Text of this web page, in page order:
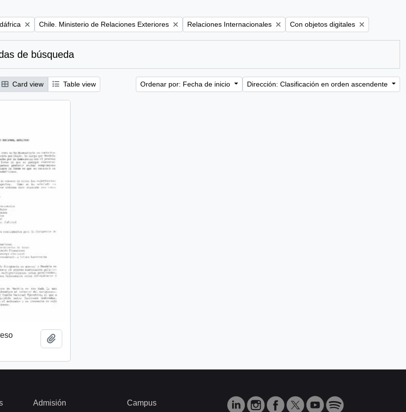
Remove filter:
Chile. Ministerio de Relaciones Exteriores Remove filter:
Relaciones Internacionales Remove filter:
Con objetos digitales
de búsqueda
Card view Table view Ordenar por: Fecha de inicio Dirección: Clasificación en orden ascendente
Admisión Campus